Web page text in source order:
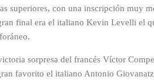
superiores, con una inscripción muy
final era el italiano Kevin Levelli el
sorpresa del francés Víctor
favorito el italiano Antonio